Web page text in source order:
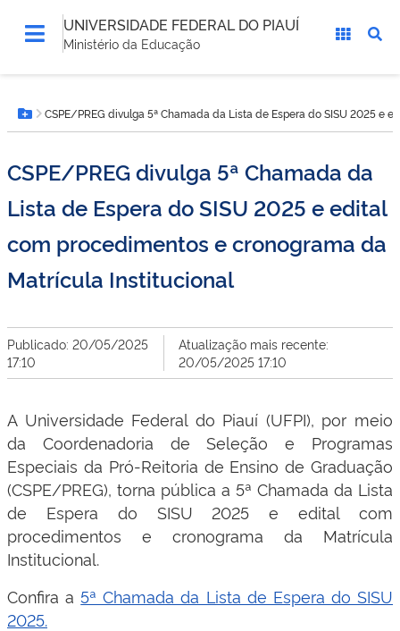
UNIVERSIDADE FEDERAL DO PIAUÍ
Ministério da Educação
está
aqui:Botão Menu
CSPE/PREG divulga 5ª Chamada da Lista de Espera do SISU 2025
CSPE/PREG divulga 5ª Chamada da
Lista de Espera do SISU 2025 e edital
com procedimentos e cronograma da
Matrícula Institucional
Publicado: 20/05/2025
17:10
Atualização mais recente:
20/05/2025 17:10
A Universidade Federal do Piauí (UFPI), por meio
da Coordenadoria de Seleção e Programas
Especiais da Pró-Reitoria de Ensino de Graduação
(CSPE/PREG), torna pública a 5ª Chamada da Lista
de Espera do SISU 2025 e edital com
procedimentos e cronograma da Matrícula
Institucional.
Confira a 5ª Chamada da Lista de Espera do SISU
2025.